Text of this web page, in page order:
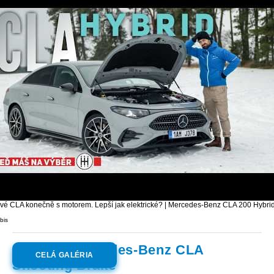
CLA konečně s motorem. Lepší jak elektrické? | Mercedes-Benz CLA 200
Galéria:Mercedes-Benz CLA
Shooting Brake
CELÁ GALÉRIA